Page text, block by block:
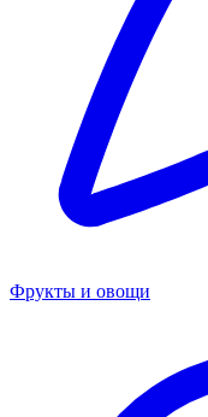
Фрукты и овощи